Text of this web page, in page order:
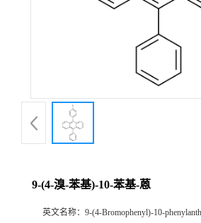
9-(4-溴-苯基)-10-苯基-蒽
英文名称： 9-(4-Bromophenyl)-10-